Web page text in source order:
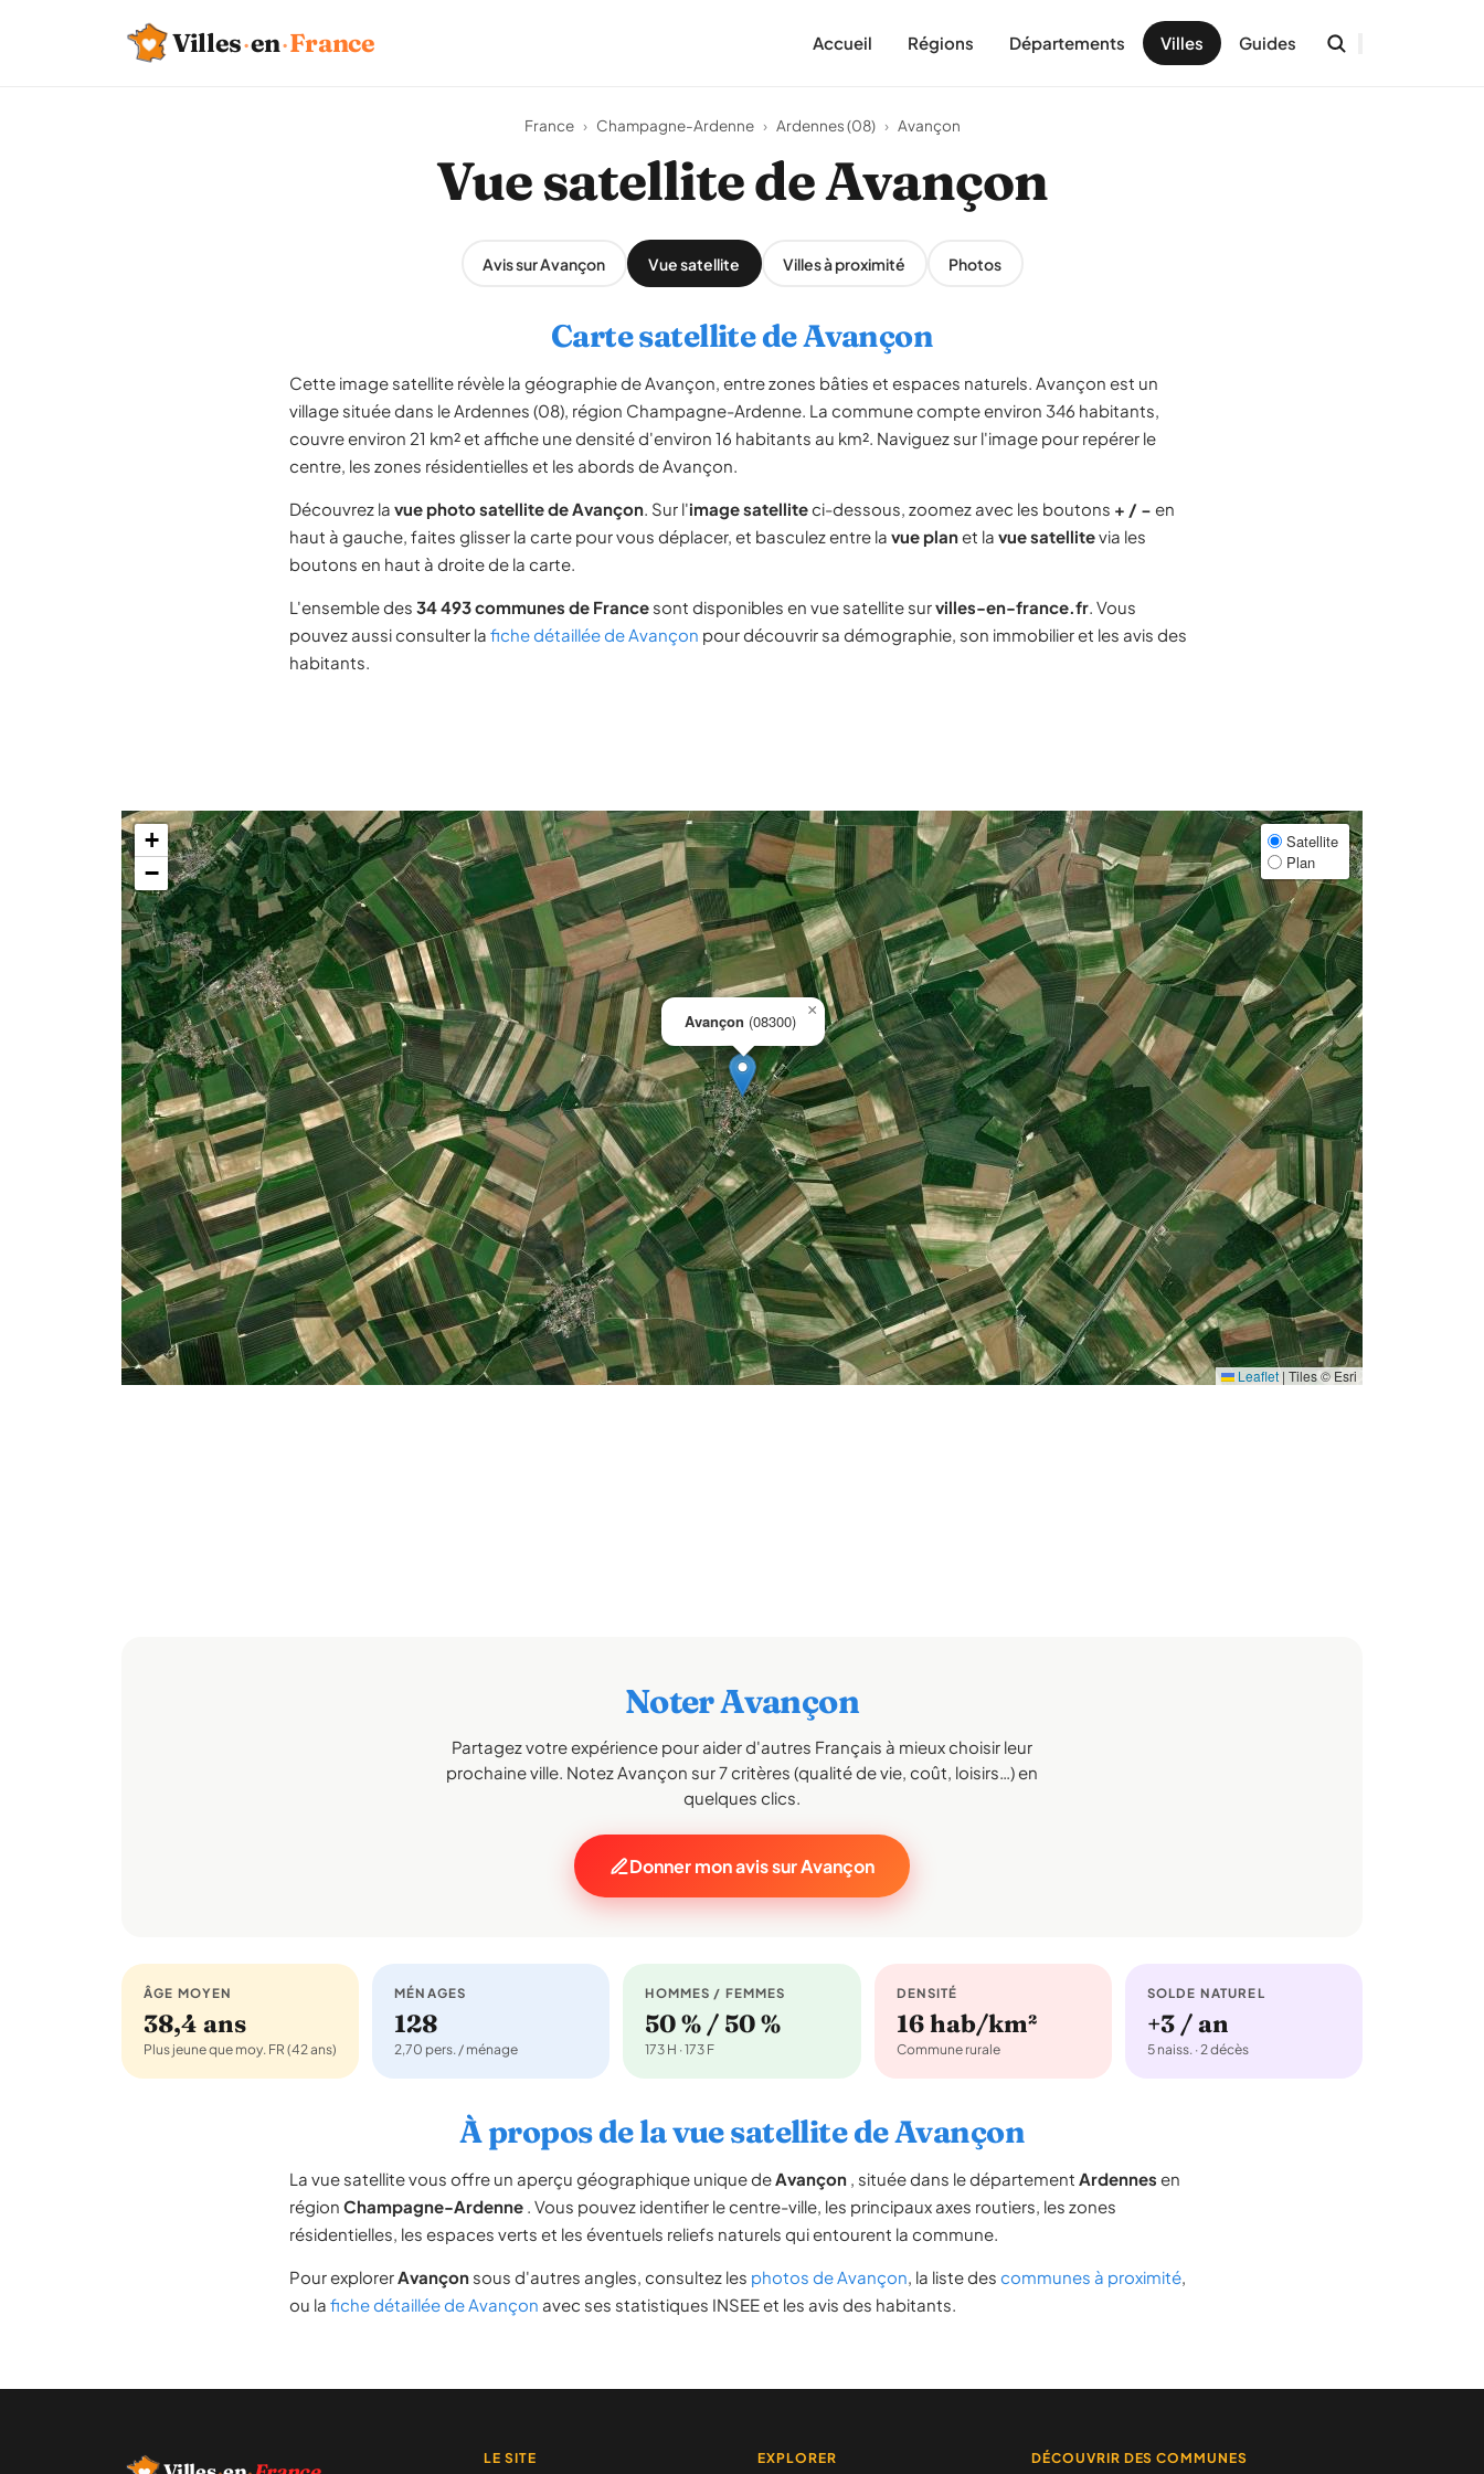
Villes·en·France Accueil Régions Départements Villes Guides
France › Champagne-Ardenne › Ardennes (08) › Avançon
Vue satellite de Avançon
Avis sur Avançon Vue satellite Villes à proximité Photos
Carte satellite de Avançon
Cette image satellite révèle la géographie de Avançon, entre zones bâties et espaces naturels. Avançon est un
village située dans le Ardennes (08), région Champagne-Ardenne. La commune compte environ 346 habitants,
couvre environ 21 km² et affiche une densité d'environ 16 habitants au km². Naviguez sur l'image pour repérer le
centre, les zones résidentielles et les abords de Avançon.
Découvrez la vue photo satellite de Avançon. Sur l'image satelliteci-dessous, zoomez avec les boutons + / − en
haut à gauche, faites glisser la carte pour vous déplacer, et basculez entre la vue planet la vue satellitevia les
boutons en haut à droite de la carte.
L'ensemble des 34 493 communes de France sont disponibles en vue satellite survilles-en-france.fr. Vous
pouvez aussi consulter la fiche détaillée de Avançon pour découvrir sa démographie, son immobilier et les avis des
habitants.
Avançon (08300)
×
+
−
Satellite
Plan
Leaflet | Tiles © Esri
Noter Avançon
Partagez votre expérience pour aider d'autres Français à mieux choisir leur
prochaine ville. Notez Avançon sur 7 critères (qualité de vie, coût, loisirs…) en
quelques clics.
Donner mon avis sur Avançon
ÂGE MOYEN
38,4 ans
Plus jeune que moy. FR (42 ans)
MÉNAGES
128
2,70 pers. / ménage
HOMMES / FEMMES
50 % / 50 %
173 H · 173 F
DENSITÉ
16 hab/km²
Commune rurale
SOLDE NATUREL
+3 / an
5 naiss. · 2 décès
À propos de la vue satellite de Avançon
La vue satellite vous offre un aperçu géographique unique deAvançon , située dans le département Ardennes en
région Champagne-Ardenne . Vous pouvez identifier le centre-ville, les principaux axes routiers, les zones
résidentielles, les espaces verts et les éventuels reliefs naturels qui entourent la commune.
Pour explorerAvançon sous d'autres angles, consultez les photos de Avançon, la liste des communes à proximité,
ou la fiche détaillée de Avançon avec ses statistiques INSEE et les avis des habitants.
LE SITE EXPLORER DÉCOUVRIR DES COMMUNES